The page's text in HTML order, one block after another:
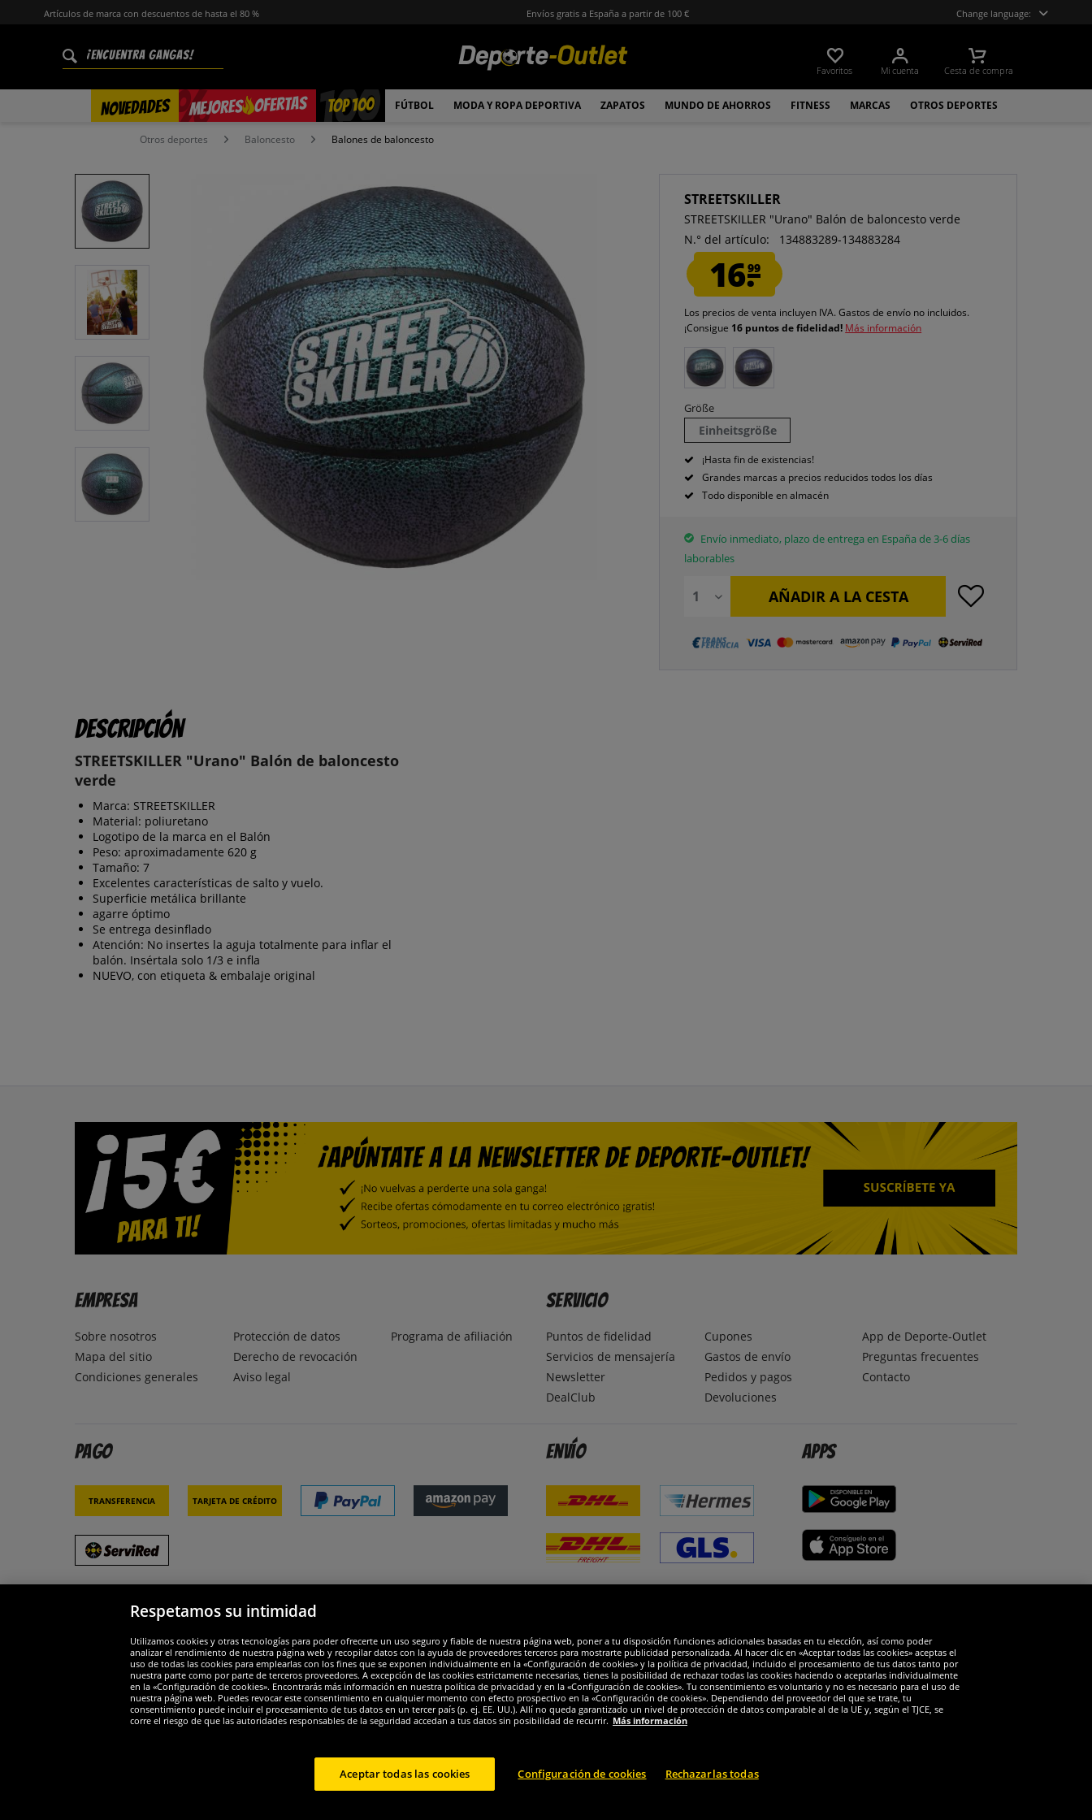
Artículos de marca con descuentos de hasta el 80 % Envíos gratis a España a partir de 100 € Change language:
Favoritos Mi cuenta Cesta de compra
NOVEDADES MEJORES OFERTAS
% TOP 100 FÚTBOL MODA Y ROPA DEPORTIVA ZAPATOS MUNDO DE AHORROS FITNESS MARCAS OTROS DEPORTES
Otros deportes Baloncesto Balones de baloncesto
STREETSKILLER
STREETSKILLER "Urano" Balón de baloncesto verde
N.° del artículo:
134883289-134883284
16.99
Los precios de venta incluyen IVA.Gastos de envío no incluidos.
¡Consigue 16 puntos de fidelidad! Más información
Größe
Einheitsgröße
¡Hasta fin de existencias!
Grandes marcas a precios reducidos todos los días
Todo disponible en almacén
Envío inmediato, plazo de entrega en España de 3-6 días
laborables
AÑADIR A LA CESTA
Descripción
STREETSKILLER "Urano" Balón de baloncesto
verde
Marca: STREETSKILLER
Material: poliuretano
Logotipo de la marca en el Balón
Peso: aproximadamente 620 g
Tamaño: 7
Excelentes características de salto y vuelo.
Superficie metálica brillante
agarre óptimo
Se entrega desinflado
Atención: No insertes la aguja totalmente para inflar el
balón. Insértala solo 1/3 e infla
NUEVO, con etiqueta & embalaje original
Empresa
Sobre nosotros
Mapa del sitio
Condiciones generales
Protección de datos
Derecho de revocación
Aviso legal
Programa de afiliación
Servicio
Puntos de fidelidad
Servicios de mensajería
Newsletter
DealClub
Cupones
Gastos de envío
Pedidos y pagos
Devoluciones
App de Deporte-Outlet
Preguntas frecuentes
Contacto
Pago
Transferencia Tarjeta de crédito
Envío Apps
Widerruf
Respetamos su intimidad
Utilizamos cookies y otras tecnologías para poder ofrecerte un uso seguro y fiable de nuestra página web, poner a tu disposición funciones adicionales basadas en tu elección, así como poder
analizar el rendimiento de nuestra página web y recopilar datos con la ayuda de proveedores terceros para mostrarte publicidad personalizada. Al hacer clic en «Aceptar todas las cookies» aceptas el
uso de todas las cookies para emplearlas con los fines que se exponen individualmente en la «Configuración de cookies» y la política de privacidad, incluido el procesamiento de tus datos tanto por
nuestra parte como por parte de terceros proveedores. A excepción de las cookies estrictamente necesarias, tienes la posibilidad de rechazar todas las cookies haciendo o aceptarlas individualmente
en la «Configuración de cookies». Encontrarás más información en nuestra política de privacidad y en la «Configuración de cookies». Tu consentimiento es voluntario y no es necesario para el uso de
nuestra página web. Puedes revocar este consentimiento en cualquier momento con efecto prospectivo en la «Configuración de cookies». Dependiendo del proveedor del que se trate, tu
consentimiento puede incluir el procesamiento de tus datos en un tercer país (p. ej. EE. UU.). Allí no queda garantizado un nivel de protección de datos comparable al de la UE y, según el TJCE, se
corre el riesgo de que las autoridades responsables de la seguridad accedan a tus datos sin posibilidad de recurrir. Más información
Configuración de cookies Rechazarlas todas
Aceptar todas las cookies